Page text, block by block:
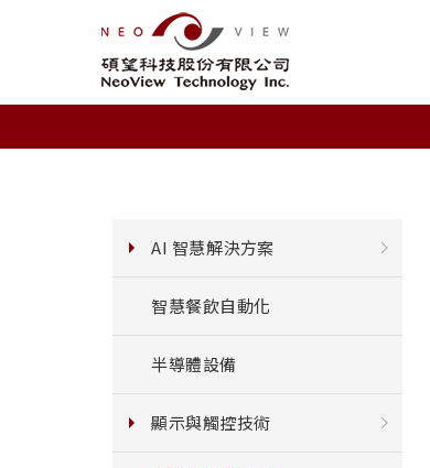
AI 智慧解決方案
智慧餐飲自動化
半導體設備
顯示與觸控技術